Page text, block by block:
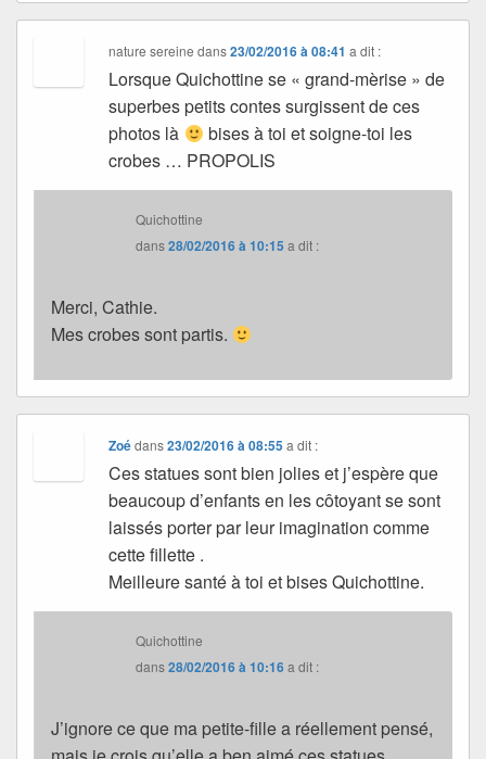
nature sereine dans23/02/2016 à 08:41 a dit :
Lorsque Quichottine se « grand-mèrise » de
superbes petits contes surgissent de ces
photos là
bises à toi et soigne-toi les
crobes … PROPOLIS
Quichottine
dans28/02/2016 à 10:15 a dit :
Merci, Cathie.
Mes crobes sont partis.
Zoédans23/02/2016 à 08:55 a dit :
Ces statues sont bien jolies et j’espère que
beaucoup d’enfants en les côtoyant se sont
laissés porter par leur imagination comme
cette fillette .
Meilleure santé à toi et bises Quichottine.
Quichottine
dans28/02/2016 à 10:16a dit :
J’ignore ce que ma petite-fille a réellement pensé,